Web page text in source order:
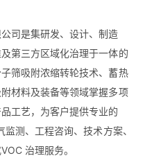
司是集研发、设计、制造
第三方区域化治理于一体的
筛吸附浓缩转轮技术、蓄热
材料及装备等领域掌握多项
工艺，为客户提供专业的
测、工程咨询、技术方案、
治理服务。